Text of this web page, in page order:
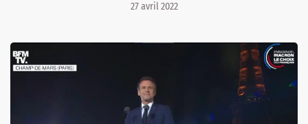
27 avril 2022